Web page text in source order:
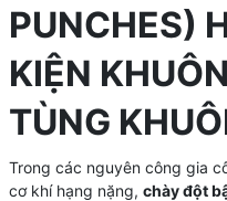
PUNCHES)
KIỆN
TÙNG
Trong các nguyên công gia
cơ khí hạng nặng, chày đột